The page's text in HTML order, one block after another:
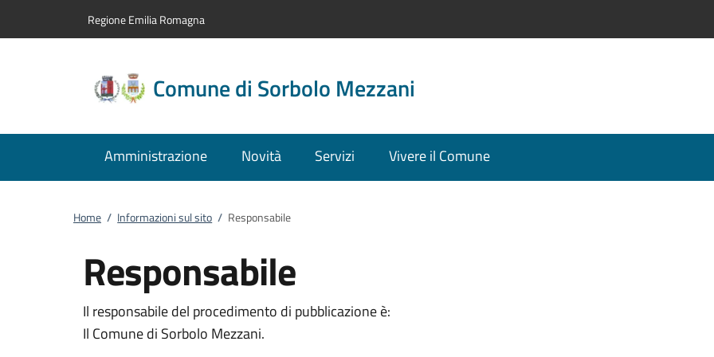
Regione Emilia Romagna
Comune di Sorbolo Mezzani
Amministrazione Novità Servizi Vivere il Comune
Home / Informazioni sul sito / Responsabile
Responsabile
Il responsabile del procedimento di pubblicazione è:
Il Comune di Sorbolo Mezzani.